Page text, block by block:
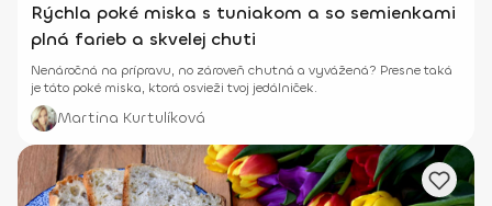
Rýchla poké miska s tuniakom a so semienkami
plná farieb a skvelej chuti
Nenáročná na prípravu, no zároveň chutná a vyvážená? Presne taká
je táto poké miska, ktorá osvieži tvoj jedálniček.
Martina Kurtulíková